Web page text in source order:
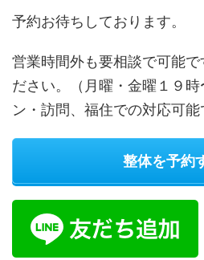
予約お待ちしております。
営業時間外も要相談で可能で
ださい。（月曜・金曜１９
ン・訪問、福住での対応可能
整体を予約